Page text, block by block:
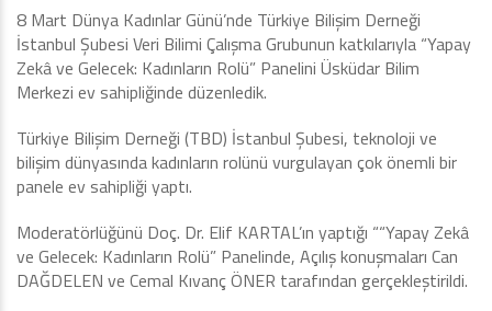
8 Mart Dünya Kadınlar Günü’nde Türkiye Bilişim Derneği
İstanbul Şubesi Veri Bilimi Çalışma Grubunun katkılarıyla “Yapay
Zekâ ve Gelecek: Kadınların Rolü” Panelini Üsküdar Bilim
Merkezi ev sahipliğinde düzenledik.
Türkiye Bilişim Derneği (TBD) İstanbul Şubesi, teknoloji ve
bilişim dünyasında kadınların rolünü vurgulayan çok önemli bir
panele ev sahipliği yaptı.
Moderatörlüğünü Doç. Dr. Elif KARTAL’ın yaptığı ““Yapay Zekâ
ve Gelecek: Kadınların Rolü” Panelinde, Açılış konuşmaları Can
DAĞDELEN ve Cemal Kıvanç ÖNER tarafından gerçekleştirildi.